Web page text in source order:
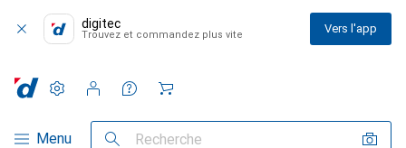
digitec
Trouvez et commandez plus vite Vers l'app
Navigation par catégorie
Menu Recherche
Paramètres
Compte client
Listes de comparaison
Listes d'envies
Panier